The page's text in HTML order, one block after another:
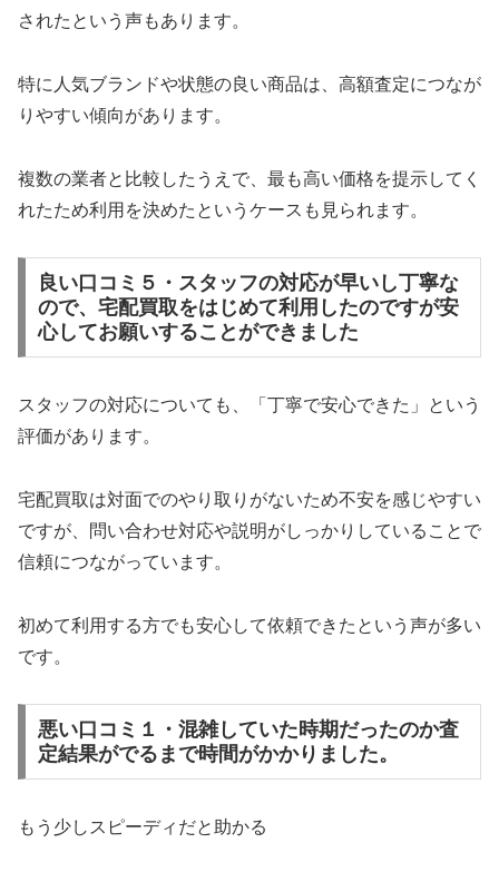
されたという声もあります。
特に人気ブランドや状態の良い商品は、高額査定につなが
りやすい傾向があります。
複数の業者と比較したうえで、最も高い価格を提示してく
れたため利用を決めたというケースも見られます。
良い口コミ５・スタッフの対応が早いし丁寧な
ので、宅配買取をはじめて利用したのですが安
心してお願いすることができました
スタッフの対応についても、「丁寧で安心できた」という
評価があります。
宅配買取は対面でのやり取りがないため不安を感じやすい
ですが、問い合わせ対応や説明がしっかりしていることで
信頼につながっています。
初めて利用する方でも安心して依頼できたという声が多い
です。
悪い口コミ１・混雑していた時期だったのか査
定結果がでるまで時間がかかりました。
もう少しスピーディだと助かる